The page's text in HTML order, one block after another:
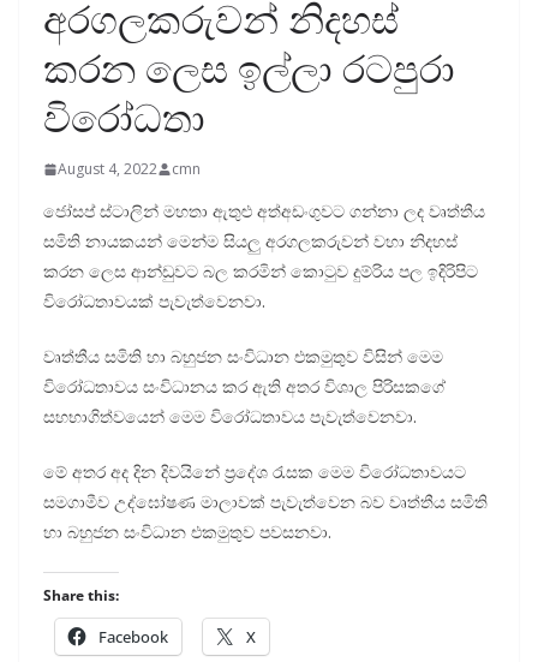
අරගලකරුවන් නිදහස්
කරන ලෙස ඉල්ලා රටපුරා
විරෝධතා
August 4, 2022 cmn
ජෝසප් ස්ටාලින් මහතා ඇතුළු අත්අඩංගුවට ගන්නා ලද වෘත්තීය
සමිති නායකයන් මෙන්ම සියලු අරගලකරුවන් වහා නිදහස්
කරන ලෙස ආන්ඩුවට බල කරමින් කොටුව දුම්රිය පල ඉදිරිපිට
විරෝධතාවයක් පැවැත්වෙනවා.
වෘත්තීය සමිති හා බහුජන සංවිධාන එකමුතුව විසින් මෙම
විරෝධතාවය සංවිධානය කර ඇති අතර විශාල පිරිසකගේ
සහභාගිත්වයෙන් මෙම විරෝධතාවය පැවැත්වෙනවා.
මේ අතර අද දින දිවයිනේ ප්‍රදේශ රැසක මෙම විරෝධතාවයට
සමගාමීව උද්ඝෝෂණ මාලාවක් පැවැත්වෙන බව වෘත්තීය සමිති
හා බහුජන සංවිධාන එකමුතුව පවසනවා.
Share this:
Facebook X